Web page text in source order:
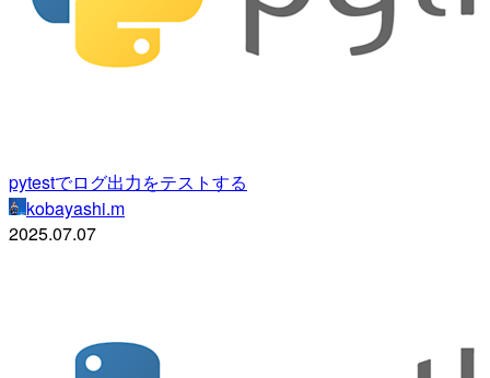
pytestでログ出力をテストする
kobayashi.m
2025.07.07